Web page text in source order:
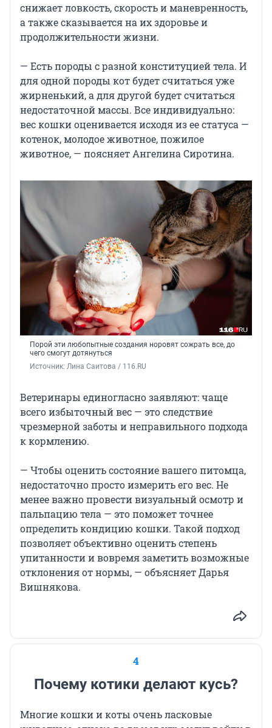
снижает ловкость, скорость и маневренность,
а также сказывается на их здоровье и
продолжительности жизни.
— Есть породы с разной конституцией тела. И
для одной породы кот будет считаться уже
жирненький, а для другой будет считаться
недостаточной массы. Все индивидуально:
вес кошки оценивается исходя из ее статуса —
котенок, молодое животное, пожилое
животное, — поясняет Ангелина Сиротина.
Порой эти любопытные создания норовят сожрать все, до
чего смогут дотянуться
Источник: Лина Саитова / 116.RU
Ветеринары единогласно заявляют: чаще
всего избыточный вес — это следствие
чрезмерной заботы и неправильного подхода
к кормлению.
— Чтобы оценить состояние вашего питомца,
недостаточно просто измерить его вес. Не
менее важно провести визуальный осмотр и
пальпацию тела — это поможет точнее
определить кондицию кошки. Такой подход
позволяет объективно оценить степень
упитанности и вовремя заметить возможные
отклонения от нормы, — объясняет Дарья
Вишнякова.
4
Почему котики делают кусь?
Многие кошки и коты очень ласковые